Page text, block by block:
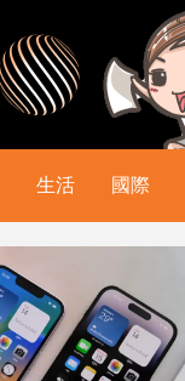
生活 國際